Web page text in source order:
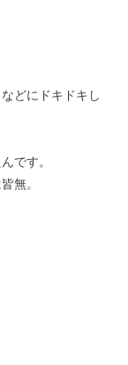
どにドキドキし
です。
無。